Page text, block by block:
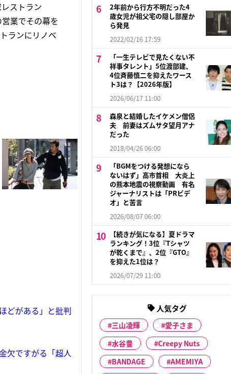
ストラン
業でその幕を
ランにリノベ
どがある」と批判
欠ですがる「超人
2年前から行方不明だった4
歳女児が祖父宅の隠し部屋か
ら発見
2022/02/16 17:59
「一生テレビで見たくない不
祥事タレント」5位渡部建、
4位斉藤慎二を抑えたワース
ト3は？【2026年版】
2026/06/17 11:00
森泉と結婚したイケメン僧侶
夫 前妻はズムサタ望月アナ
だった
2018/04/26 06:00
「BGMをつける発想になら
ないはず」高市首相 大炎上
の熊本地震の視察動画 有名
ジャーナリストは「PRビデ
オ」と苦言
2026/08/07 06:00
【続きが気になる】夏ドラマ
ランキング！3位『Tシャツ
が乾くまで』、2位『GTO』
を抑えた1位は？
2026/07/29 11:00
人気タグ
三山凌輝
愛子さま
水谷豊
Creepy Nuts
BANDAGE
AMEMIYA